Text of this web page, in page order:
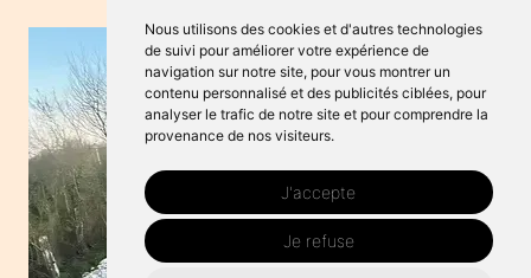
Nous utilisons des cookies et d'autres technologies
de suivi pour améliorer votre expérience de
navigation sur notre site, pour vous montrer un
contenu personnalisé et des publicités ciblées, pour
analyser le trafic de notre site et pour comprendre la
provenance de nos visiteurs.
J'accepte
Je refuse